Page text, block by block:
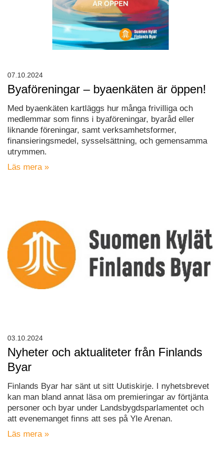
Byaföreningar – byaenkäten är öppen!
Med byaenkäten kartläggs hur många frivilliga och
medlemmar som finns i byaföreningar, byaråd eller
liknande föreningar, samt verksamhetsformer,
finansieringsmedel, sysselsättning, och gemensamma
utrymmen.
Läs mera »
07.10.2024
Nyheter och aktualiteter från Finlands
Byar
Finlands Byar har sänt ut sitt Uutiskirje. I nyhetsbrevet
kan man bland annat läsa om premieringar av förtjänta
personer och byar under Landsbygdsparlamentet och
att evenemanget finns att ses på Yle Arenan.
Läs mera »
03.10.2024